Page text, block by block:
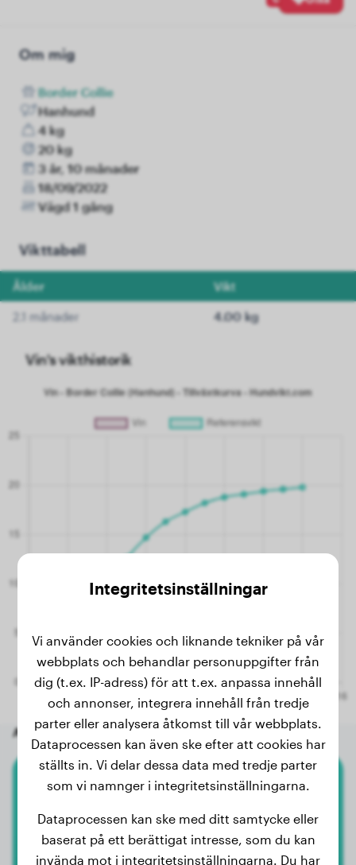
Om mig
Border Collie
Hanhund
4 kg
20 kg
3 år, 10 månader
18/09/2022
Vägd 1 gång
Vikttabell
Ålder Vikt
2.1 månader 4.00 kg
Vin's vikthistorik
Andra slumpmässiga hundar
Anatolisk Herdehund
Aigo
Integritetsinställningar
Vi använder cookies och liknande tekniker på vår
webbplats och behandlar personuppgifter från
dig (t.ex. IP-adress) för att t.ex. anpassa innehåll
och annonser, integrera innehåll från tredje
parter eller analysera åtkomst till vår webbplats.
Dataprocessen kan även ske efter att cookies har
ställts in. Vi delar dessa data med tredje parter
som vi namnger i integritetsinställningarna.
Dataprocessen kan ske med ditt samtycke eller
baserat på ett berättigat intresse, som du kan
invända mot i integritetsinställningarna. Du har